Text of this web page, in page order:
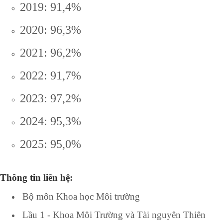
2019: 91,4%
2020: 96,3%
2021: 96,2%
2022: 91,7%
2023: 97,2%
2024: 95,3%
2025: 95,0%
Thông tin liên hệ:
Bộ môn Khoa học Môi trường
Lầu 1 - Khoa Môi Trường và Tài nguyên Thiên